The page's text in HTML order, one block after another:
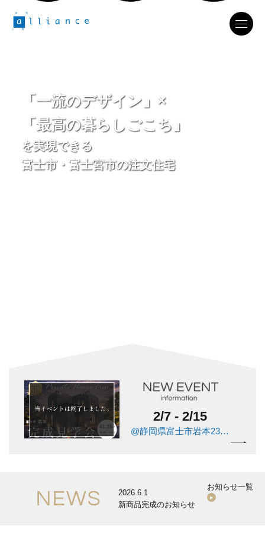
「一流のデザイン」×
「最高の暮らしごこち」
を実現できる
富士市・富士宮市の注文住宅
2/7 - 2/15
@静岡県富士市岩本239-8
2026.6.1
新商品完成のお知らせ
お知らせ一覧